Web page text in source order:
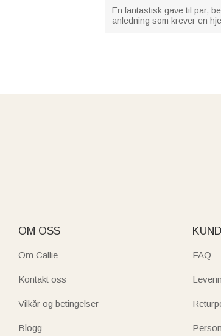
En fantastisk gave til par,
anledning som krever en
OM OSS
Om Callie
Kontakt oss
Vilkår og betingelser
Blogg
FAQ